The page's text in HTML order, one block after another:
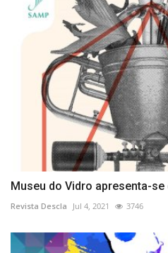
Museu do Vidro apresenta-se
Revista Descla Jul 4, 2021 3746